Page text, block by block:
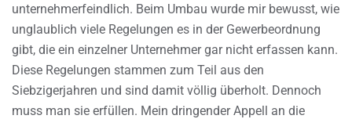
unternehmerfeindlich. Beim Umbau wurde mir bewusst, wie
unglaublich viele Regelungen es in der Gewerbeordnung
gibt, die ein einzelner Unternehmer gar nicht erfassen kann.
Diese Regelungen stammen zum Teil aus den
Siebzigerjahren und sind damit völlig überholt. Dennoch
muss man sie erfüllen. Mein dringender Appell an die